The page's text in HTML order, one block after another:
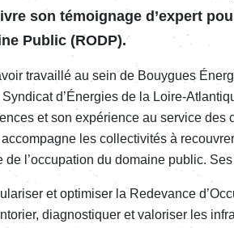
son témoi­gnage d’ex­pert
Public (RODP).
travaillé au sein de Bouygues É
d’Éner­gies de la Loire-
et son expé­rience au service
accom­pagne les collec­ti­vi­tés à
de l’oc­cu­pa­tion du domaine public.
et opti­mi­ser la Rede­vance
diag­nos­tiquer et valo­ri­ser les